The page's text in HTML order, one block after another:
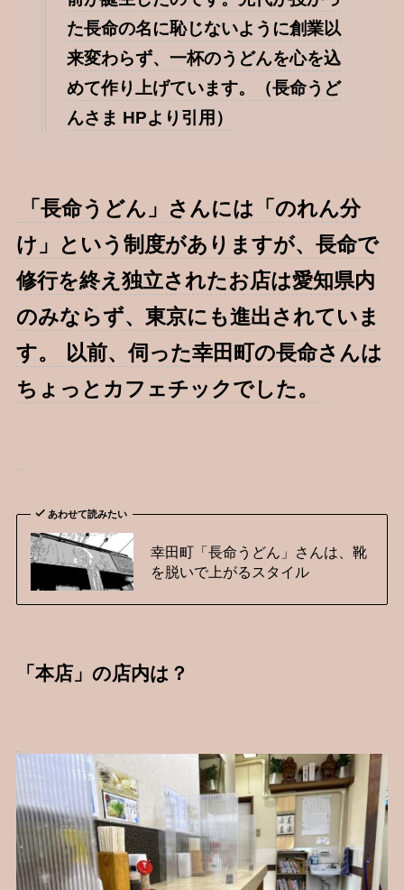
た長命の名に恥じないように創業以
来変わらず、一杯のうどんを心を込
めて作り上げています。（長命うど
んさま HPより引用）
「長命うどん」さんには「のれん分
け」という制度がありますが、長命で
修行を終え独立されたお店は愛知県内
のみならず、東京にも進出されていま
す。
以前、伺った幸田町の長命さんは
ちょっとカフェチックでした。
あわせて読みたい
幸田町「長命うどん」さんは、靴
を脱いで上がるスタイル
「本店」の店内は？